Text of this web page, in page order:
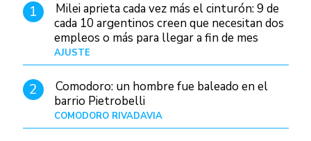
1
Milei aprieta cada vez más el cinturón: 9 de
cada 10 argentinos creen que necesitan dos
empleos o más para llegar a fin de mes
AJUSTE
2
Comodoro: un hombre fue baleado en el
barrio Pietrobelli
COMODORO RIVADAVIA